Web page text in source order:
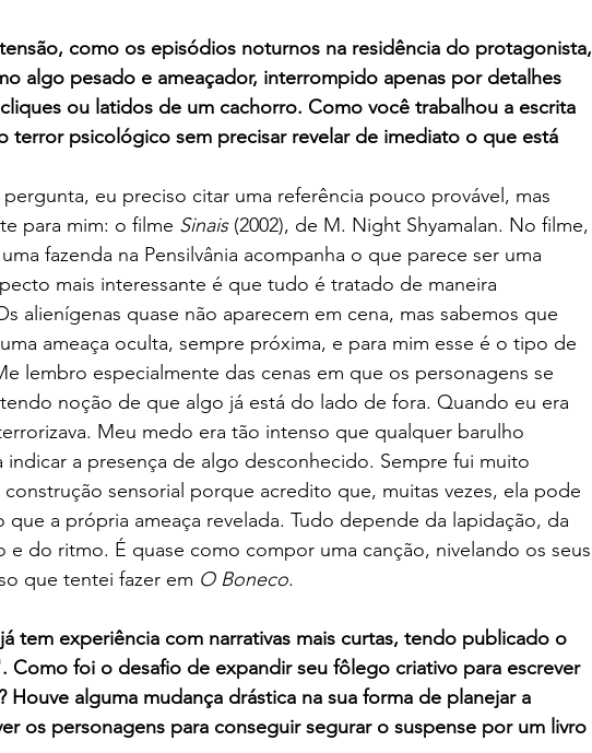
como os episódios noturnos na residência do protagonista,
algo pesado e ameaçador, interrompido apenas por detalhes
ou latidos de um cachorro. Como você trabalhou a escrita
terror psicológico sem precisar revelar de imediato o que está
pergunta, eu preciso citar uma referência pouco provável, mas
para mim: o filme Sinais (2002), de M. Night Shyamalan. No filme,
fazenda na Pensilvânia acompanha o que parece ser uma
mais interessante é que tudo é tratado de maneira
alienígenas quase não aparecem em cena, mas sabemos que
ameaça oculta, sempre próxima, e para mim esse é o tipo de
lembro especialmente das cenas em que os personagens se
noção de que algo já está do lado de fora. Quando eu era
Meu medo era tão intenso que qualquer barulho
a presença de algo desconhecido. Sempre fui muito
sensorial porque acredito que, muitas vezes, ela pode
que a própria ameaça revelada. Tudo depende da lapidação, da
e do ritmo. É quase como compor uma canção, nivelando os seus
que tentei fazer em O Boneco.
tem experiência com narrativas mais curtas, tendo publicado o
foi o desafio de expandir seu fôlego criativo para escrever
Houve alguma mudança drástica na sua forma de planejar a
os personagens para conseguir segurar o suspense por um livro